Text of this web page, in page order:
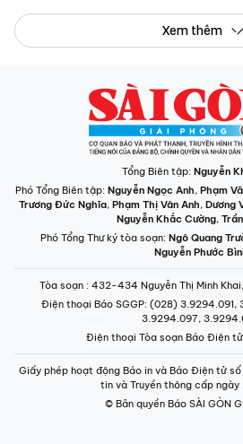
Xem thêm
Tổng Biên tập: Nguyễn
Phó Tổng Biên tập: Nguyễn Ngọc Anh, Phạm
Trương Đức Nghĩa, Phạm Thị Vân Anh, Dương
Nguyễn Khắc Cường,
Phó Tổng Thư ký tòa soạn: Ngô Quang
Nguyễn Phước
Tòa soạn : 432-434 Nguyễn Thị Minh
Điện thoại Báo SGGP: (028) 3.9294.091,
3.9294.097,
Điện thoại Tòa soạn Báo Điện tử
Giấy phép hoạt động Báo in và Báo Điện tử
tin và Truyền thông cấp
© Bản quyền Báo SÀI GÒN